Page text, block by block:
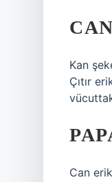
Kan
Çıtır
Can